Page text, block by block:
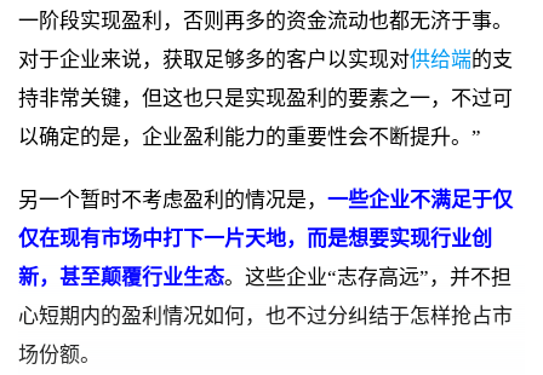
一阶段实现盈利，否则再多的资金流动也都无济于事。
对于企业来说，获取足够多的客户以实现对供给端的支
持非常关键，但这也只是实现盈利的要素之一，不过可
以确定的是，企业盈利能力的重要性会不断提升。”
另一个暂时不考虑盈利的情况是， 一些企业不满足于仅
仅在现有市场中打下一片天地，而是想要实现行业创
新，甚至颠覆行业生态。这些企业“志存高远”，并不担
心短期内的盈利情况如何，也不过分纠结于怎样抢占市
场份额。